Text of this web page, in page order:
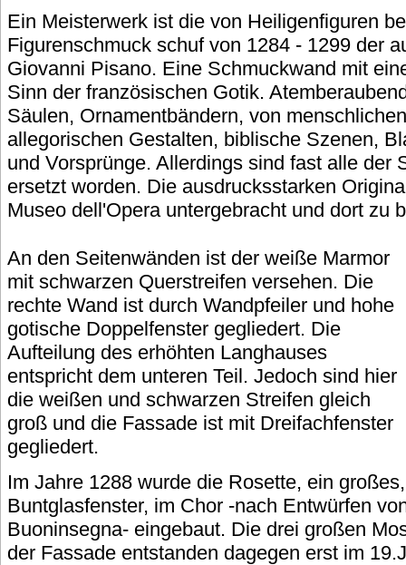
Ein Meisterwerk ist die von Heiligenfiguren
Figurenschmuck schuf von 1284 - 1299 der
Giovanni Pisano. Eine Schmuckwand mit
Sinn der französischen Gotik.
Säulen, Ornamentbändern, von
allegorischen Gestalten, biblische Szenen,
und Vorsprünge. Allerdings sind fast alle der
ersetzt worden. Die ausdrucksstarken
Museo dell'Opera untergebracht und dort zu
An den Seitenwänden ist der weiße Marmor
mit schwarzen Querstreifen versehen. Die
rechte Wand ist durch Wandpfeiler und hohe
gotische Doppelfenster gegliedert. Die
Aufteilung des erhöhten Langhauses
entspricht dem unteren Teil. Jedoch sind hier
die weißen und schwarzen Streifen gleich
groß und die Fassade ist mit Dreifachfenster
gegliedert.
Im Jahre 1288 wurde die Rosette, ein
Buntglasfenster, im Chor -nach Entwürfen
Buoninsegna- eingebaut. Die drei großen
der Fassade entstanden dagegen erst im